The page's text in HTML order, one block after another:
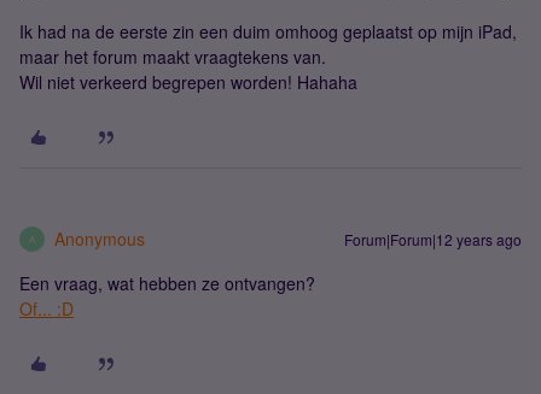
Ik had na de eerste zin een duim omhoog geplaatst op mijn iPad,
maar het forum maakt vraagtekens van.
Wil niet verkeerd begrepen worden! Hahaha
A Anonymous Forum|Forum|12 years ago
Een vraag, wat hebben ze ontvangen?
Of... :D